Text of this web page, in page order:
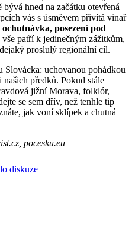
hned na začátku otevřená
vás s úsměvem přivítá vinař
posezení pod
vše patří k jedinečným zážitkům,
proslulý regionální cíl.
Slovácka: uchovanou pohádkou
předků. Pokud stále
jižní Morava, folklór,
se sem dřív, než tenhle tip
jak voní sklípek a chutná
pocesku.eu
diskuze